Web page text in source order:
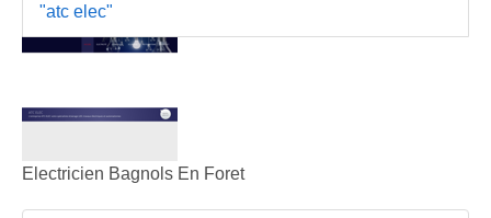
"atc elec"
Electricien Bagnols En Foret